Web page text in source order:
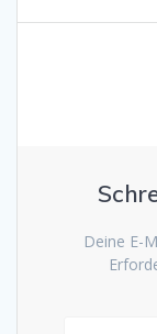
Deine E-